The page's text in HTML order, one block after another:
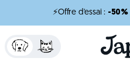
⚡Offre d'essai : -50%